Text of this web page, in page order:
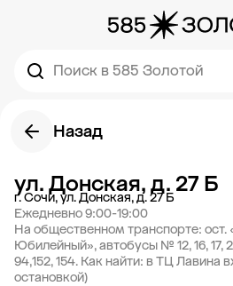
Поиск в 585 Золотой
Назад
ул. Донская, д. 27 Б
г. Сочи, ул. Донская, д. 27 Б
Ежедневно 9:00-19:00
На общественном транспорте: ост.
Юбилейный», автобусы № 12, 16, 17,
94,152, 154. Как найти: в ТЦ Лавина
остановкой)